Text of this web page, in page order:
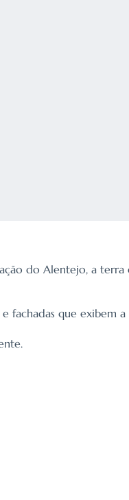
do Alentejo, a terra
fachadas que exibem a